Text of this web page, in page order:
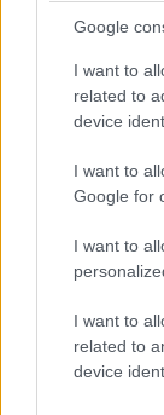
Google
I want to
related to
device
I want to
Google for
I want to
I want to
related to
device
majd innen, a
rossz a
Ahogyan
bőven benne
jutásra, bár ha